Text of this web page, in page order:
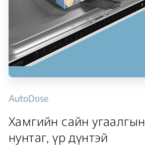
AutoDose
Хамгийн сайн угаалгын
нунтаг, үр дүнтэй